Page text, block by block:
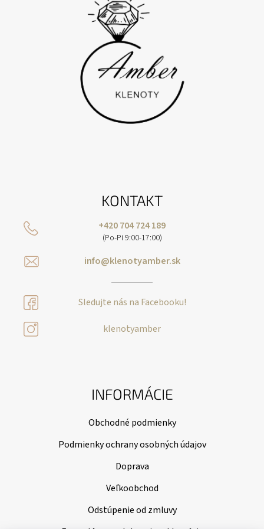
KONTAKT
+420 704 724 189
(Po-Pi 9:00-17:00)
info@klenotyamber.sk
Sledujte nás na Facebooku!
klenotyamber
INFORMÁCIE
Obchodné podmienky
Podmienky ochrany osobných údajov
Doprava
Veľkoobchod
Odstúpenie od zmluvy